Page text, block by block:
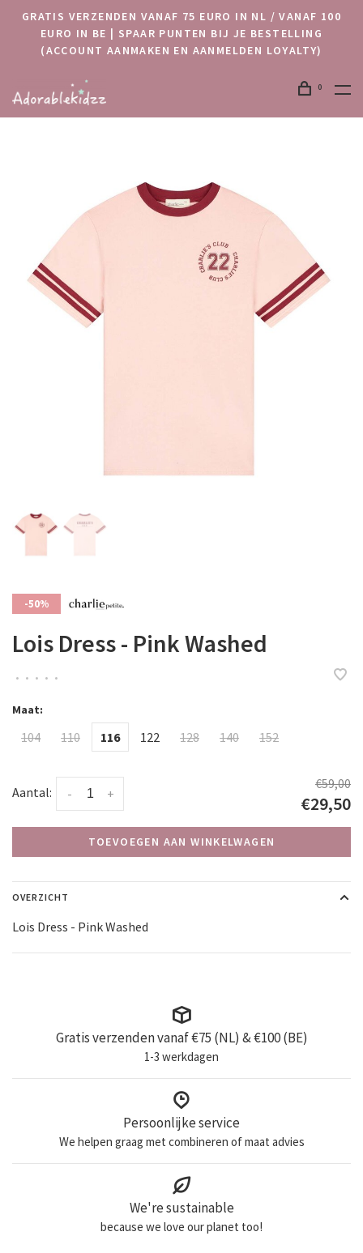
GRATIS VERZENDEN VANAF 75 EURO IN NL / VANAF 100
EURO IN BE | SPAAR PUNTEN BIJ JE BESTELLING
(ACCOUNT AANMAKEN EN AANMELDEN LOYALTY)
0
-50%
Lois Dress - Pink Washed
• • • • •
Maat:
104 110 116 122 128 140 152
Aantal: +
-
€59,00
€29,50
TOEVOEGEN AAN WINKELWAGEN
OVERZICHT
Lois Dress - Pink Washed
Gratis verzenden vanaf €75 (NL) & €100 (BE)
1-3 werkdagen
Persoonlijke service
We helpen graag met combineren of maat advies
We're sustainable
because we love our planet too!